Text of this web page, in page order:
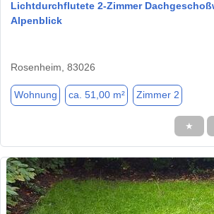
Lichtdurchflutete 2-Zimmer
Alpenblick
Rosenheim, 83026
Wohnung ca. 51,00 m² Zimmer 2
★